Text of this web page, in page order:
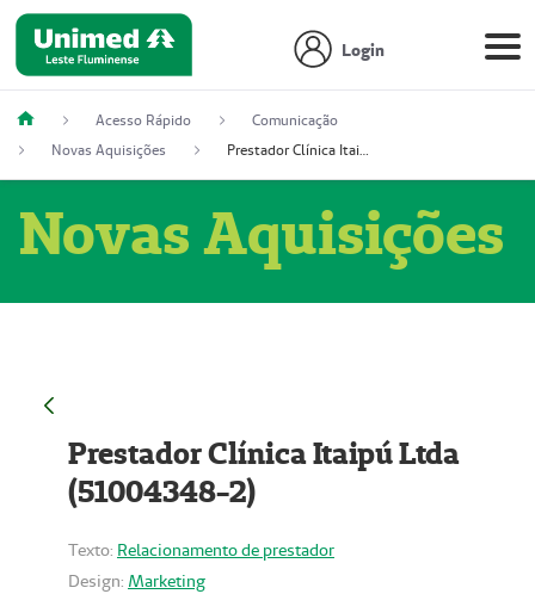
Login
Acesso Rápido
Comunicação
Novas Aquisições
Prestador Clínica Itaipú Ltda (51004348-2)
Novas Aquisições
Prestador Clínica Itaipú Ltda
(51004348-2)
Texto: Relacionamento de prestador
Design: Marketing